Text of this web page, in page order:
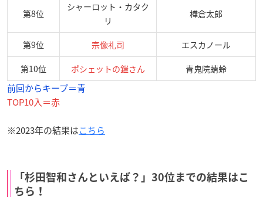
第8位
シャーロット・カタク
リ
樺倉太郎
第9位 宗像礼司 エスカノール
第10位 ポシェットの鎧さん 青鬼院蜻蛉
前回からキープ＝青
TOP10入＝赤
※2023年の結果はこちら
「杉田智和さんといえば？」30位までの結果はこ
ちら！